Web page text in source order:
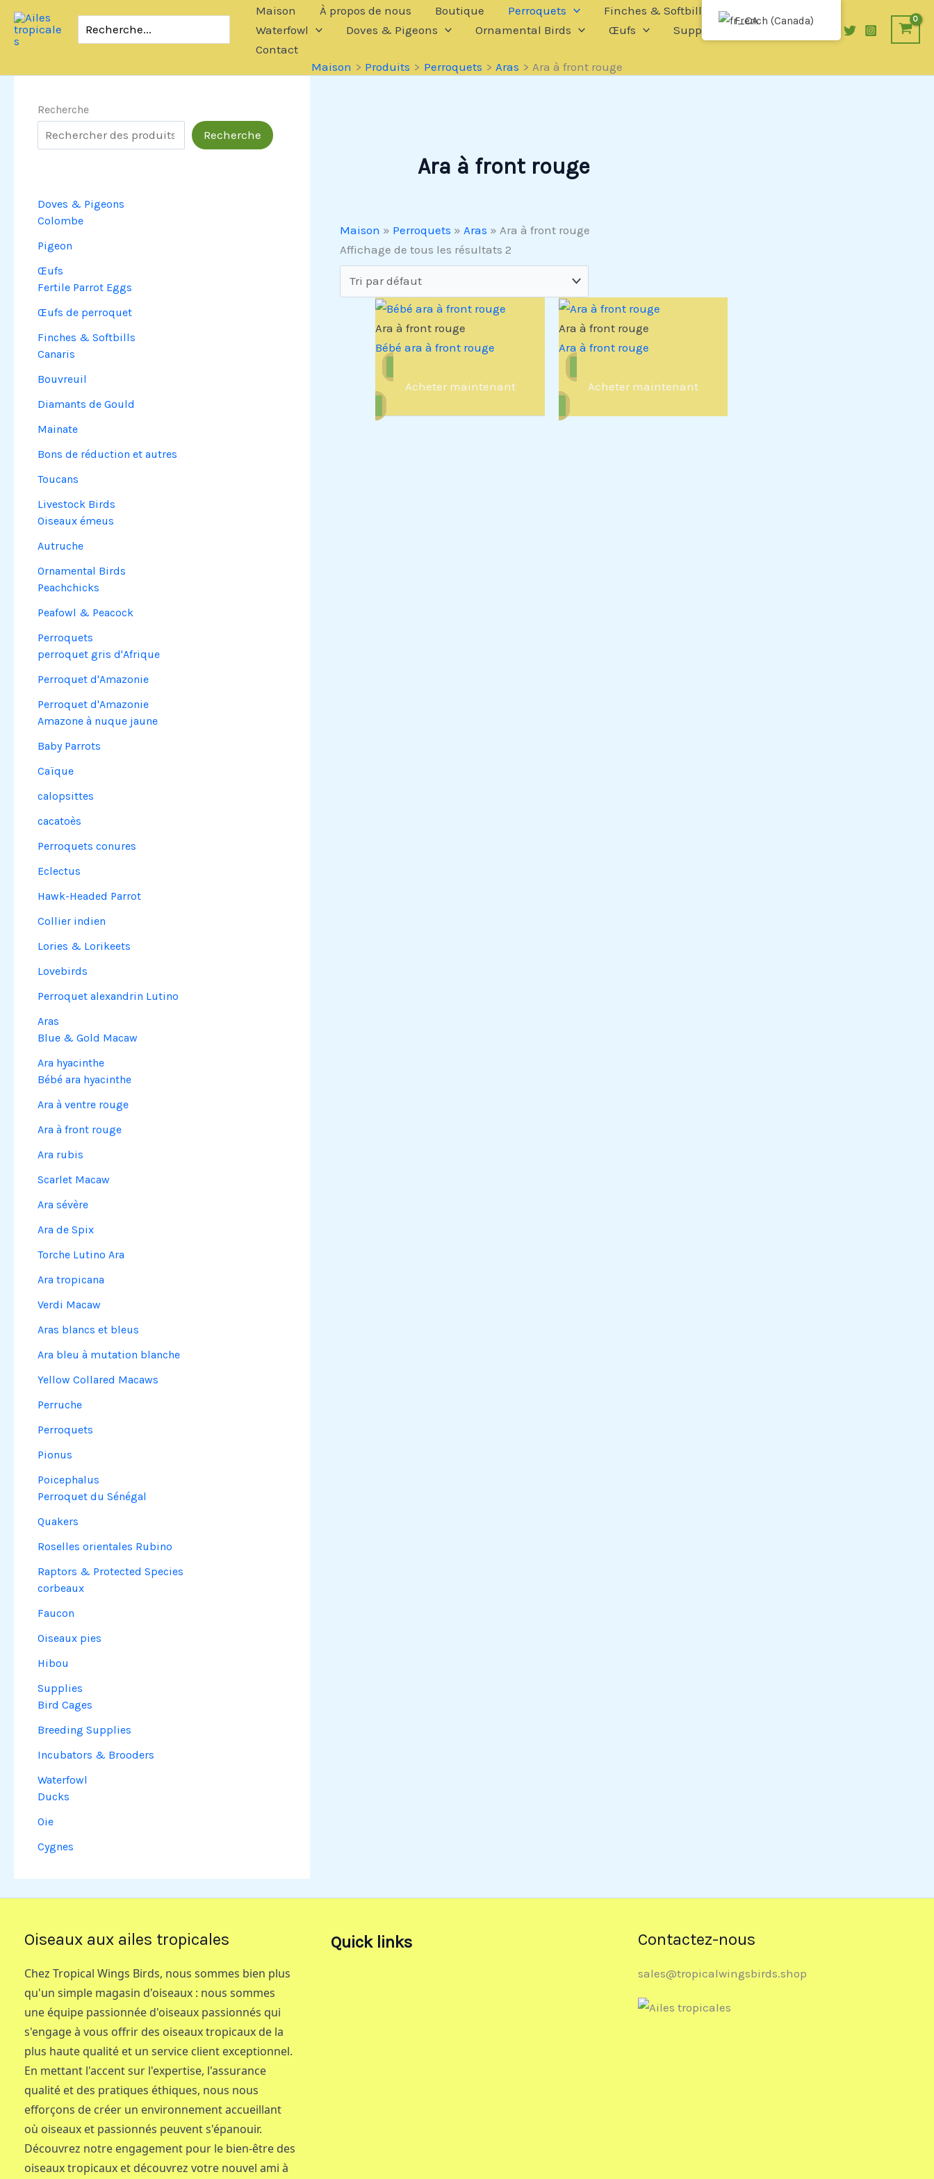
Passer
contenu
Maison À propos de nous Boutique Perroquets
Finches & Softbills
Waterfowl
Doves & Pigeons Ornamental Birds Œufs
Supplies
Contact
Maison
Produits Perroquets Aras Ara à front rouge
Recherche
Recherche
Doves & Pigeons
Colombe
Pigeon
Œufs
Fertile Parrot Eggs
Œufs de perroquet
Finches & Softbills
Canaris
Bouvreuil
Diamants de Gould
Mainate
Bons de réduction et autres
Toucans
Livestock Birds
Oiseaux émeus
Autruche
Ornamental Birds
Peachchicks
Peafowl & Peacock
Perroquets
perroquet gris d'Afrique
Perroquet d'Amazonie
Perroquet d'Amazonie
Amazone à nuque jaune
Baby Parrots
Caïque
calopsittes
cacatoès
Perroquets conures
Eclectus
Hawk-Headed Parrot
Collier indien
Lories & Lorikeets
Lovebirds
Perroquet alexandrin Lutino
Aras
Blue & Gold Macaw
Ara hyacinthe
Bébé ara hyacinthe
Ara à ventre rouge
Ara à front rouge
Ara rubis
Scarlet Macaw
Ara sévère
Ara de Spix
Torche Lutino Ara
Ara tropicana
Verdi Macaw
Aras blancs et bleus
Ara bleu à mutation blanche
Yellow Collared Macaws
Perruche
Perroquets
Pionus
Poicephalus
Perroquet du Sénégal
Quakers
Roselles orientales Rubino
Raptors & Protected Species
corbeaux
Faucon
Oiseaux pies
Hibou
Supplies
Bird Cages
Breeding Supplies
Incubators & Brooders
Waterfowl
Ducks
Oie
Cygnes
Ara à front rouge
Maison » Perroquets »Aras »Ara à front rouge
Affichage de tous les résultats 2
Ara à front rouge
Bébé ara à front rouge
Acheter maintenant
Ara à front rouge
Ara à front rouge
Acheter maintenant
Oiseaux aux ailes tropicales
Chez Tropical Wings Birds, nous sommes bien plus
qu'un simple magasin d'oiseaux : nous sommes
une équipe passionnée d'oiseaux passionnés qui
s'engage à vous offrir des oiseaux tropicaux de la
plus haute qualité et un service client exceptionnel.
En mettant l'accent sur l'expertise, l'assurance
qualité et des pratiques éthiques, nous nous
efforçons de créer un environnement accueillant
où oiseaux et passionnés peuvent s'épanouir.
Découvrez notre engagement pour le bien-être des
oiseaux tropicaux et découvrez votre nouvel ami à
Quick links Contactez-nous
sales@tropicalwingsbirds.shop
French (Canada)